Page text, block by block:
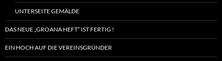
UNTERSEITE GEMÄLDE
DAS NEUE „GROANA HEFT“ IST FERTIG !
EIN HOCH AUF DIE VEREINSGRÜNDER